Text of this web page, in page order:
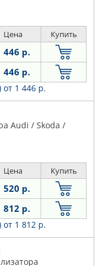
Цена Купить
446 р.
446 р.
от 1 446 р.
Audi / Skoda /
Цена Купить
520 р.
812 р.
от 1 812 р.